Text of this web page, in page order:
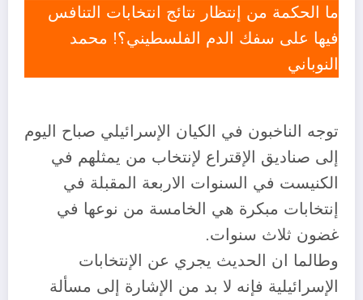
ما الحكمة من إنتظار نتائج انتخابات التنافس
فيها على سفك الدم الفلسطيني؟! محمد
النوباني
توجه الناخبون في الكيان الإسرائيلي صباح اليوم
إلى صناديق الإقتراع لإنتخاب من يمثلهم في
الكنيست في السنوات الاربعة المقبلة في
إنتخابات مبكرة هي الخامسة من نوعها في
غضون ثلاث سنوات.
وطالما ان الحديث يجري عن الإنتخابات
الإسرائيلية فإنه لا بد من الإشارة إلى مسألة